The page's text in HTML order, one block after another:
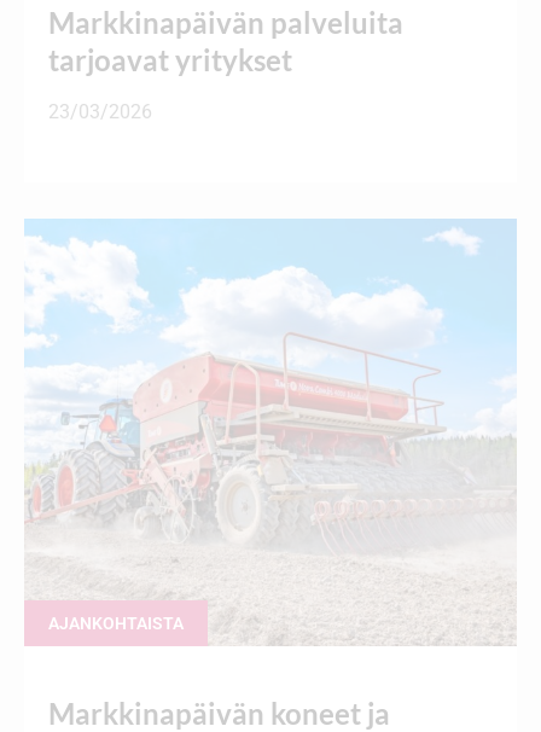
Markkinapäivän palveluita
tarjoavat yritykset
23/03/2026
AJANKOHTAISTA
Markkinapäivän koneet ja